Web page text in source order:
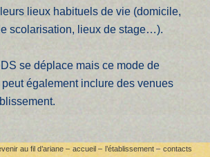
lieux habituels de vie (domicile,
scolarisation, lieux de stage…).
se déplace mais ce mode de
également inclure des venues
au fil d’ariane – accueil – l’établissement – contacts